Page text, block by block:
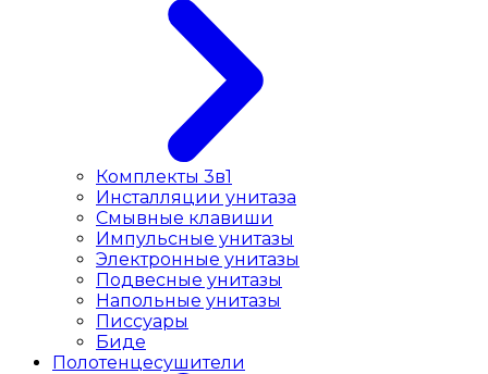
Комплекты 3в1
Инсталляции унитаза
Смывные клавиши
Импульсные унитазы
Электронные унитазы
Подвесные унитазы
Напольные унитазы
Писсуары
Биде
Полотенцесушители